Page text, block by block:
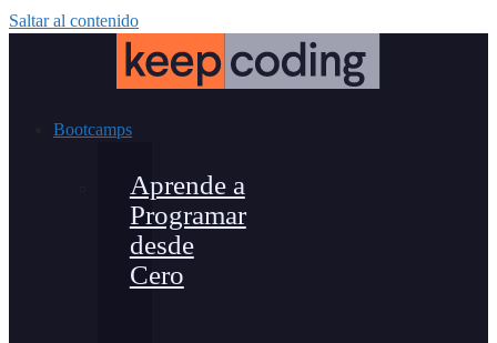
Saltar al contenido
Bootcamps
Aprende a
Programar
desde
Cero